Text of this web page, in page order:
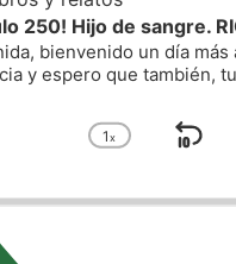
250! Hijo de sangre.
bienvenido un día
y espero que también,
Cambiar
velocidad
1x